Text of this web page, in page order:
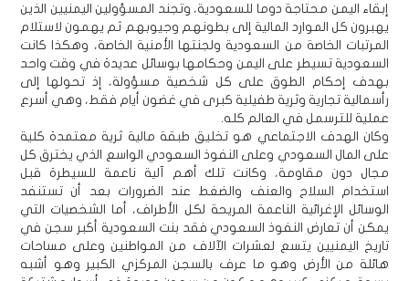
إبقاء اليمن محتاجة دوما للسعودية، وتجند المسؤولين اليمنيين الذين
يهبرون كل الموارد المالية إلى بطونهم وجيوبهم ثم يهمون لاستلام
المرتبات الخاصة من السعودية ولجنتها الأمنية الخاصة، وهكذا كانت
السعودية تسيطر على اليمن وحكامها بوسائل عديدة في وقت واحد
بهدف إحكام الطوق على كل شخصية مسؤولة، إذ تحولها إلى
رأسمالية تجارية وثرية طفيلية كبرى في غضون أيام فقط، وهي أسرع
عملية للترسمل في العالم كله.
وكان الهدف الاجتماعي هو تخليق طبقة مالية ثرية معتمدة كلية
على المال السعودي وعلى النفوذ السعودي الواسع الذي يخترق كل
مجال دون مقاومة، وكانت تلك أهم آلية ناعمة للسيطرة قبل
استخدام السلاح والعنف والضغط عند الضرورات بعد أن تستنفد
الوسائل الإغرائية الناعمة المريحة لكل الأطراف، أما الشخصيات التي
يمكن أن تعارض النفوذ السعودي فقد بنت السعودية أكبر سجن في
تاريخ اليمنيين يتسع لعشرات الآلاف من المواطنين وعلى مساحات
هائلة من الأرض وهو ما عرف بالسجن المركزي الكبير وهو أشبه